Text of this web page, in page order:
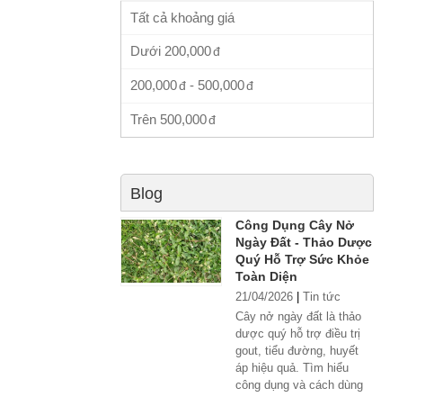
Tất cả khoảng giá
Dưới 200,000
200,000 - 500,000
Trên 500,000
Blog
Công Dụng Cây Nở
Ngày Đất - Thảo Dược
Quý Hỗ Trợ Sức Khỏe
Toàn Diện
21/04/2026
Tin tức
Cây nở ngày đất là thảo
dược quý hỗ trợ điều trị
gout, tiểu đường, huyết
áp hiệu quả. Tìm hiểu
công dụng và cách dùng